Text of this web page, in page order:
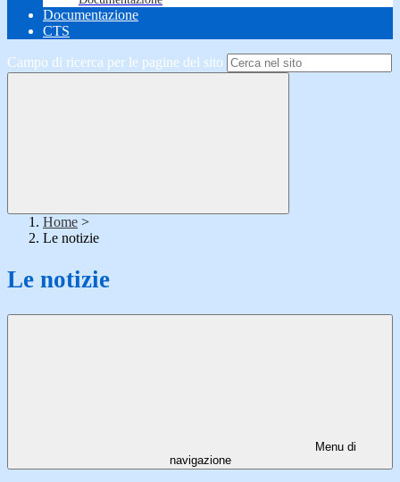
Documentazione
CTS
Campo di ricerca per le pagine del sito
Home >
Le notizie
Le notizie
Menu di
navigazione